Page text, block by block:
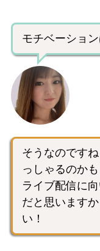
モチベーショ
そうなのです
っしゃるのか
ライブ配信に
だと思います
い！